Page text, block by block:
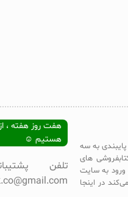
به سه
های
ورود به سایت
در اینجا
هستیم ☺